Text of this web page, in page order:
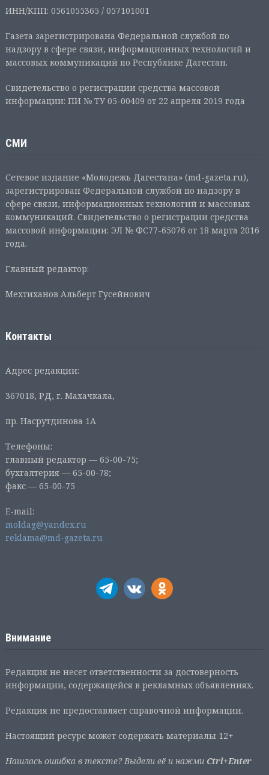
ИНН/КПП: 0561055365 / 057101001
Газета зарегистрирована Федеральной службой по
надзору в сфере связи, информационных технологий и
массовых коммуникаций по Республике Дагестан.
Свидетельство о регистрации средства массовой
информации: ПИ № ТУ 05-00409 от 22 апреля 2019 года
СМИ
Сетевое издание «Молодежь Дагестана» (md-gazeta.ru),
зарегистрирован Федеральной службой по надзору в
сфере связи, информационных технологий и массовых
коммуникаций. Свидетельство о регистрации средства
массовой информации: ЭЛ № ФС77-65076 от 18 марта 2016
года.
Главный редактор:
Мехтиханов Альберт Гусейнович
Контакты
Адрес редакции:
367018, РД, г. Махачкала,
пр. Насрутдинова 1А
Телефоны:
главный редактор — 65-00-75;
бухгалтерия — 65-00-78;
факс — 65-00-75
E-mail:
moldag@yandex.ru
reklama@md-gazeta.ru
Внимание
Редакция не несет ответственности за достоверность
информации, содержащейся в рекламных объявлениях.
Редакция не предоставляет справочной информации.
Настоящий ресурс может содержать материалы 12+
Нашлась ошибка в тексте? Выдели её и нажми Ctrl+Enter